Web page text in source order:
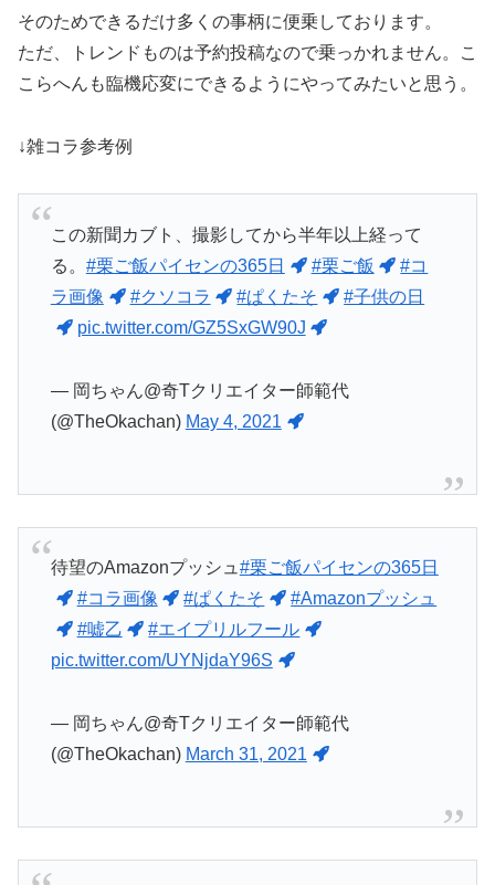
そのためできるだけ多くの事柄に便乗しております。
ただ、トレンドものは予約投稿なので乗っかれません。こ
こらへんも臨機応変にできるようにやってみたいと思う。
↓雑コラ参考例
この新聞カブト、撮影してから半年以上経って
る。 #栗ご飯パイセンの365日 #栗ご飯
#コ
ラ画像
#クソコラ #ぱくたそ
#子供の日
pic.twitter.com/GZ5SxGW90J
— 岡ちゃん@奇Tクリエイター師範代
(@TheOkachan) May 4, 2021
待望のAmazonプッシュ #栗ご飯パイセンの365日
#コラ画像
#ぱくたそ
#Amazonプッシュ
#嘘乙
#エイプリルフール
pic.twitter.com/UYNjdaY96S
— 岡ちゃん@奇Tクリエイター師範代
(@TheOkachan) March 31, 2021